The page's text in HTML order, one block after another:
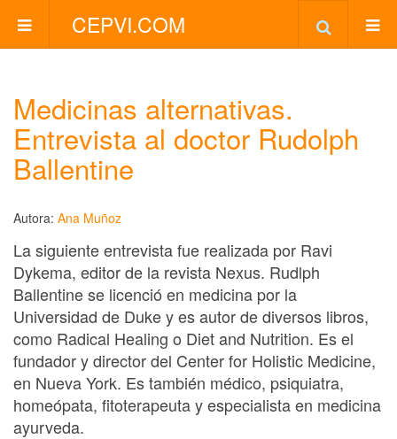
CEPVI.COM
Medicinas alternativas.
Entrevista al doctor Rudolph
Ballentine
Autora: Ana Muñoz
La siguiente entrevista fue realizada por Ravi
Dykema, editor de la revista Nexus. Rudlph
Ballentine se licenció en medicina por la
Universidad de Duke y es autor de diversos libros,
como Radical Healing o Diet and Nutrition. Es el
fundador y director del Center for Holistic Medicine,
en Nueva York. Es también médico, psiquiatra,
homeópata, fitoterapeuta y especialista en medicina
ayurveda.